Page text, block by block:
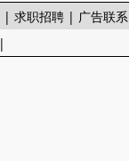
|求职招聘 | 广告联系
|